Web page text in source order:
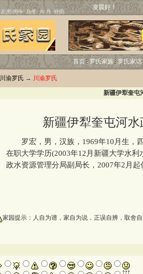
凌晨好！
首页 罗氏家族 罗氏家话
川渝罗氏 → 川渝罗氏
新疆伊犁奎屯
新疆伊犁奎屯河
罗宏，男，汉族，1969年10月生，四
在职大学学历(2003年12月新疆大学水
政水资源管理分局副局长，2007年2月
家园提示：人自为谱，家自为说，正误自辨，取舍